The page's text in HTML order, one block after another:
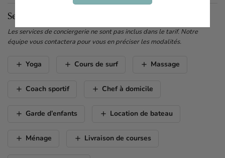
Services & options
Les services de conciergerie ne sont pas inclus dans le tarif. Notre
équipe vous contactera pour vous en préciser les modalités.
add Yoga add Cours de surf add Massage
add Coach sportif add Chef à domicile
add Garde d’enfants add Location de bateau
add Ménage add Livraison de courses